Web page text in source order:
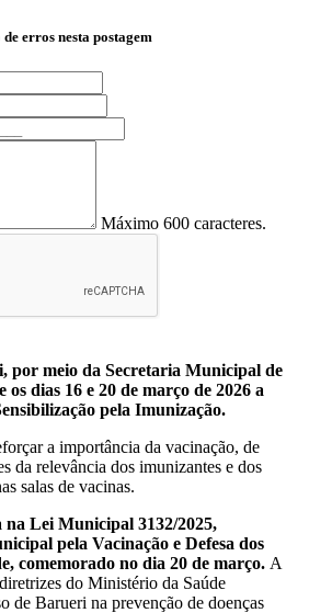
erros nesta postagem
Máximo 600 caracteres.
por meio da Secretaria Municipal de
dias 16 e 20 de março de 2026 a
pela Imunização.
a importância da vacinação, de
da relevância dos imunizantes e dos
salas de vacinas.
na Lei Municipal 3132/2025,
pela Vacinação e Defesa dos
comemorado no dia 20 de março. A
do Ministério da Saúde
de Barueri na prevenção de doenças